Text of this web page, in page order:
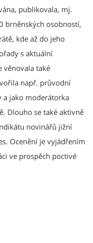
publikovala, mj.
brněnských osobností,
kde až do jeho
s aktuální
věnovala také
např. průvodní
jako moderátorka
Dlouho se také aktivně
novinářů jižní
Ocenění je vyjádřením
ve prospěch poctivé